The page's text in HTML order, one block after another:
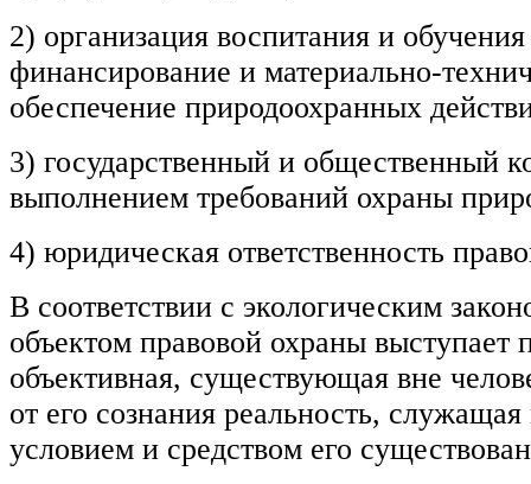
2) организация воспитания и
финансирование и материально-
обеспечение природоохранных
3) государственный и общественный
выполнением требований охраны
4) юридическая ответственность
В соответствии с экологическим
объектом правовой охраны
объективная, существующая вне
от его сознания реальность,
условием и средством его